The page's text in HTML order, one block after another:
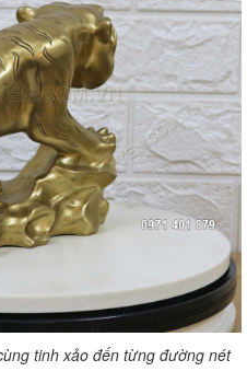
tinh xảo đến từng đường nét